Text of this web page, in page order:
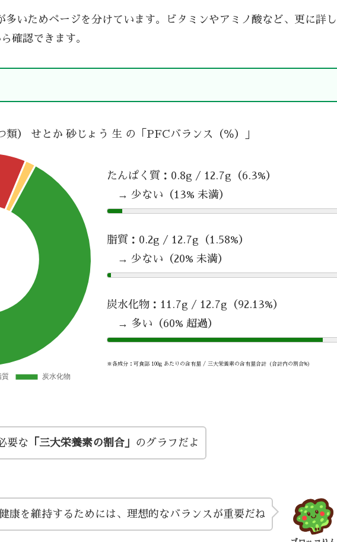
多いためページを分けています。ビタミンやアミノ酸など、更に詳し
確認できます。
類） せとか 砂じょう 生 の「PFCバランス（％）」
たんぱく質：0.8g / 12.7g（6.3%）
→ 少ない（13% 未満）
脂質：0.2g / 12.7g（1.58%）
→ 少ない（20% 未満）
炭水化物：11.7g / 12.7g（92.13%）
→ 多い（60% 超過）
※各成分：可食部 100g あたりの含有量 / 三大栄養素の含有量合計（合計内の割合%）
要な 「三大栄養素の割合」 のグラフだよ
康を維持するためには、理想的なバランスが重要だね